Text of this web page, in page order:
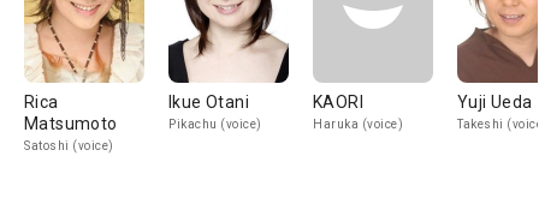
Rica
Matsumoto
Satoshi (voice)
Ikue Otani
Pikachu (voice)
KAORI
Haruka (voice)
Yuji Ueda
Takeshi